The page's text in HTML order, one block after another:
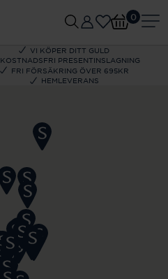
VI KÖPER DITT GULD
KOSTNADSFRI PRESENTINSLAGNING
FRI FÖRSÄKRING ÖVER 695KR
HEMLEVERANS
0